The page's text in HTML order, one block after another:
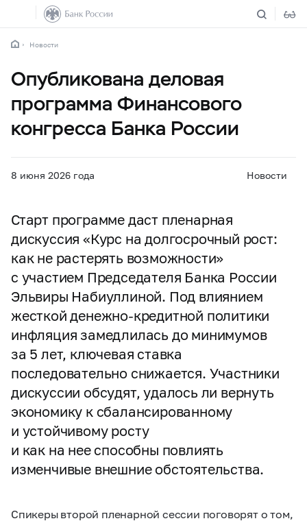
Новости
Опубликована деловая
программа Финансового
конгресса Банка России
8 июня 2026 года Новости
Старт программе даст пленарная
дискуссия «Курс на долгосрочный рост:
как не растерять возможности»
с участием Председателя Банка России
Эльвиры Набиуллиной. Под влиянием
жесткой денежно-кредитной политики
инфляция замедлилась до минимумов
за 5 лет, ключевая ставка
последовательно снижается. Участники
дискуссии обсудят, удалось ли вернуть
экономику к сбалансированному
и устойчивому росту
и как на нее способны повлиять
изменчивые внешние обстоятельства.
Спикеры второй пленарной сессии поговорят о том,